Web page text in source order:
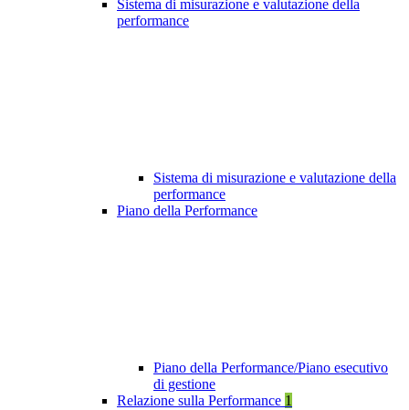
Sistema di misurazione e valutazione della
performance
Sistema di misurazione e valutazione della
performance
Piano della Performance
Piano della Performance/Piano esecutivo
di gestione
Relazione sulla Performance 1